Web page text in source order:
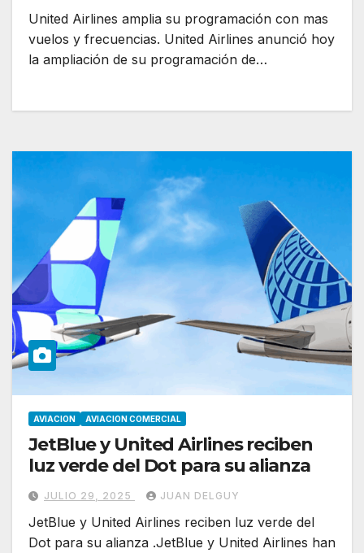
United Airlines amplia su programación con mas
vuelos y frecuencias. United Airlines anunció hoy
la ampliación de su programación de…
AVIACION AVIACION COMERCIAL
JetBlue y United Airlines reciben
luz verde del Dot para su alianza
JULIO 29, 2025 JUAN DELGUY
JetBlue y United Airlines reciben luz verde del
Dot para su alianza .JetBlue y United Airlines han